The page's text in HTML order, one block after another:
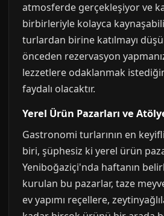
atmosferde gerçekleşiyor ve
birbirleriyle kolayca
turlardan birine katılmayı
önceden rezervasyon
lezzetlere odaklanmak
faydalı olacaktır.
Yerel Ürün Pazarları ve
Gastronomi turlarının en
biri, şüphesiz ki yerel ürün
Yeniboğaziçi'nda haftanın
kurulan bu pazarlar, taze
ev yapımı reçellere,